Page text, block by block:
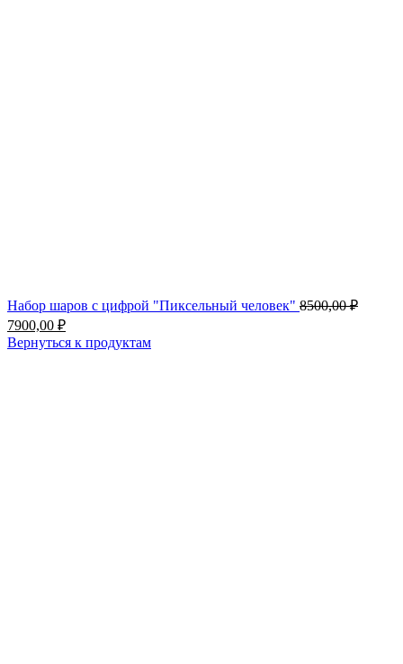
Набор шаров с цифрой "Пиксельный человек" 8500,00₽
7900,00 ₽Текущая
цена:
Вернуться к продуктам